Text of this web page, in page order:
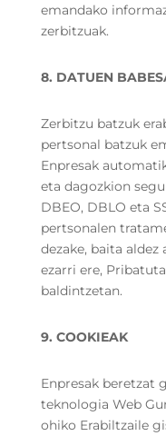
emandako
zerbitzuak.
8. DATUEN
Zerbitzu batzuk
pertsonal batzuk
Enpresak
eta dagozkion
DBEO, DBLO eta
pertsonalen
dezake, baita
ezarri ere,
baldintzetan.
9. COOKIEAK
Enpresak beretzat
teknologia Web
ohiko Erabiltzaile